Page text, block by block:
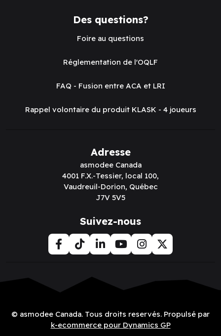
Des questions?
Foire au questions
Réglementation de l'OQLF
FAQ - Fusion entre ACA et LRI
Rappel volontaire du produit KLASK - 4 joueurs
Adresse
asmodee Canada
4001 F.X.-Tessier, local 100,
Vaudreuil-Dorion, Québec
J7V 5V5
Suivez-nous
© asmodee Canada. Tous droits reservés. Propulsé par
k-ecommerce pour Dynamics GP